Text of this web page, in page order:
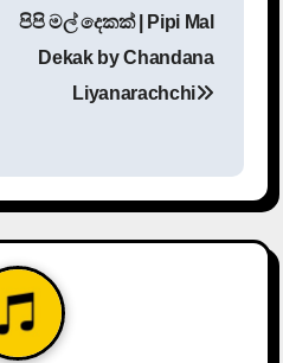
පිපි මල් දෙකක් | Pipi Mal
Dekak by Chandana
Liyanarachchi